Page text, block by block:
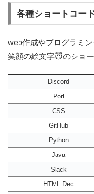
各種ショートコー
web作成やプログラミ
笑顔の絵文字😇のショ
Discord
Perl
CSS
GitHub
Python
Java
Slack
HTML Dec